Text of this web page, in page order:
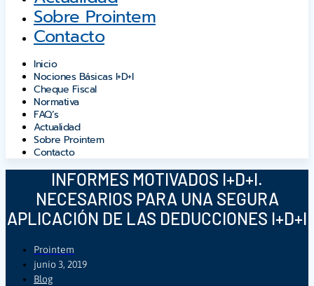
Sobre Prointem
Contacto
Inicio
Nociones Básicas I+D+i
Cheque Fiscal
Normativa
FAQ’s
Actualidad
Sobre Prointem
Contacto
INFORMES MOTIVADOS I+D+I.
NECESARIOS PARA UNA SEGURA
APLICACIÓN DE LAS DEDUCCIONES I+D+I
Prointem
junio 3, 2019
Blog